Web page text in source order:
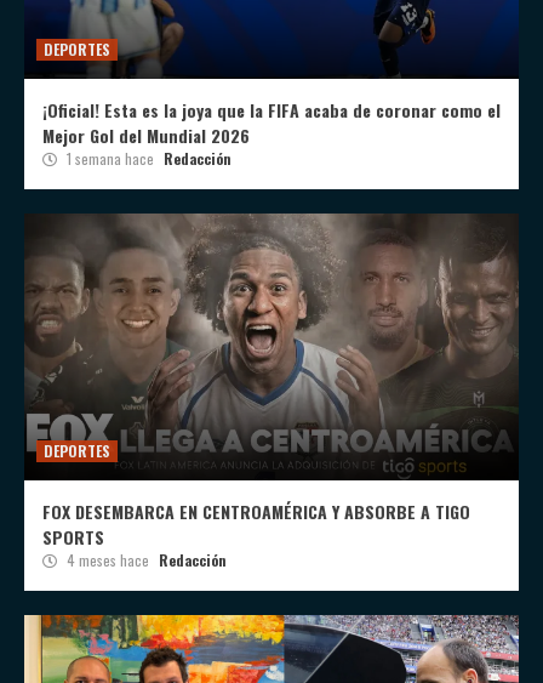
DEPORTES
¡Oficial! Esta es la joya que la FIFA acaba de coronar como el
Mejor Gol del Mundial 2026
1 semana hace Redacción
DEPORTES
FOX DESEMBARCA EN CENTROAMÉRICA Y ABSORBE A TIGO
SPORTS
4 meses hace Redacción